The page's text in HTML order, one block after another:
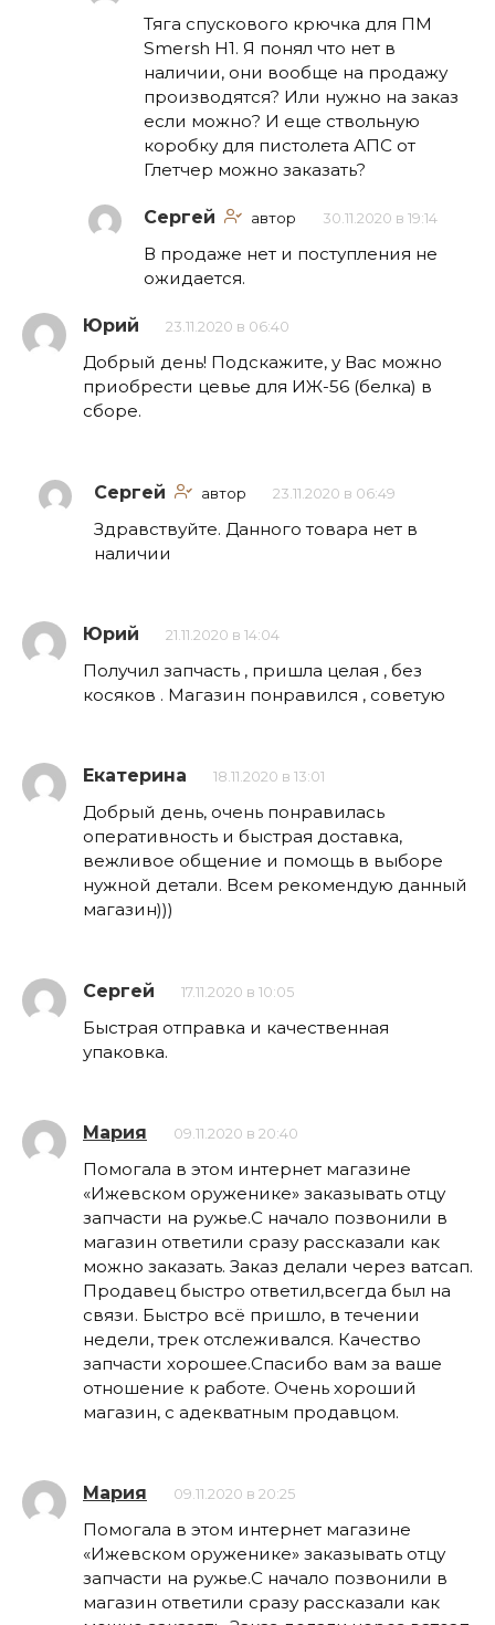
Тяга спускового крючка для ПМ
Smersh H1. Я понял что нет в
наличии, они вообще на продажу
производятся? Или нужно на заказ
если можно? И еще ствольную
коробку для пистолета АПС от
Глетчер можно заказать?
Сергей автор 30.11.2020 в 19:14
В продаже нет и поступления не
ожидается.
Юрий 23.11.2020 в 06:40
Добрый день! Подскажите, у Вас можно
приобрести цевье для ИЖ-56 (белка) в
сборе.
Сергей автор 23.11.2020 в 06:49
Здравствуйте. Данного товара нет в
наличии
Юрий 21.11.2020 в 14:04
Получил запчасть , пришла целая , без
косяков . Магазин понравился , советую
Екатерина 18.11.2020 в 13:01
Добрый день, очень понравилась
оперативность и быстрая доставка,
вежливое общение и помощь в выборе
нужной детали. Всем рекомендую данный
магазин)))
Сергей 17.11.2020 в 10:05
Быстрая отправка и качественная
упаковка.
Мария 09.11.2020 в 20:40
Помогала в этом интернет магазине
«Ижевском оруженике» заказывать отцу
запчасти на ружье.С начало позвонили в
магазин ответили сразу рассказали как
можно заказать. Заказ делали через ватсап.
Продавец быстро ответил,всегда был на
связи. Быстро всё пришло, в течении
недели, трек отслеживался. Качество
запчасти хорошее.Спасибо вам за ваше
отношение к работе. Очень хороший
магазин, с адекватным продавцом.
Мария 09.11.2020 в 20:25
Помогала в этом интернет магазине
«Ижевском оруженике» заказывать отцу
запчасти на ружье.С начало позвонили в
магазин ответили сразу рассказали как